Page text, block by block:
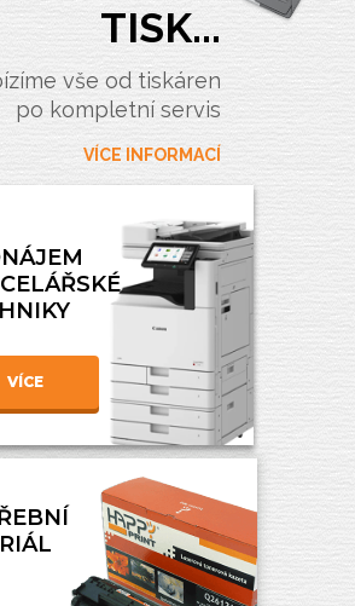
TISK...
vše od tiskáren
po kompletní servis
VÍCE INFORMACÍ
VÍCE